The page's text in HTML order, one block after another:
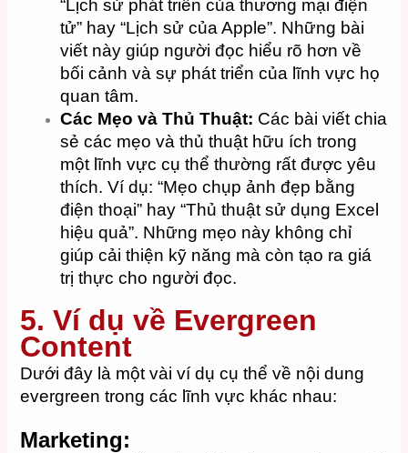
“Lịch sử phát triển của thương mại điện
tử” hay “Lịch sử của Apple”. Những bài
viết này giúp người đọc hiểu rõ hơn về
bối cảnh và sự phát triển của lĩnh vực họ
quan tâm.
Các Mẹo và Thủ Thuật: Các bài viết chia
sẻ các mẹo và thủ thuật hữu ích trong
một lĩnh vực cụ thể thường rất được yêu
thích. Ví dụ: “Mẹo chụp ảnh đẹp bằng
điện thoại” hay “Thủ thuật sử dụng Excel
hiệu quả”. Những mẹo này không chỉ
giúp cải thiện kỹ năng mà còn tạo ra giá
trị thực cho người đọc.
5. Ví dụ về Evergreen
Content
Dưới đây là một vài ví dụ cụ thể về nội dung
evergreen trong các lĩnh vực khác nhau:
Marketing: